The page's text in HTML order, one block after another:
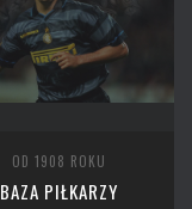
OD 1908 ROKU
BAZA PIŁKARZY